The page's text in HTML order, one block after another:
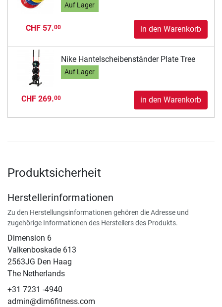
Auf Lager
CHF 57.00 in den Warenkorb
Nike Hantelscheibenständer Plate Tree
Auf Lager
CHF 269.00 in den Warenkorb
Produktsicherheit
Herstellerinformationen
Zu den Herstellungsinformationen gehören die Adresse und
zugehörige Informationen des Herstellers des Produkts.
Dimension 6
Valkenboskade 613
2563JG Den Haag
The Netherlands
+31 7231 -4940
admin@dim6fitness.com